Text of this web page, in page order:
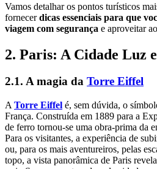
Vamos detalhar os pontos turísticos
fornecerdicas essenciais para que
viagem com segurança e aproveitar
2. Paris: A Cidade Luz
2.1. A magia da Torre Eiffel
A Torre Eiffel é, sem dúvida, o
França. Construída em 1889 para a
de ferro tornou-se uma obra-prima da
Para os visitantes, a experiência de
ou, para os mais aventureiros, pelas
topo, a vista panorâmica de Paris